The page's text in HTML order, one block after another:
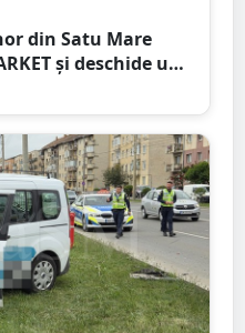
din Satu Mare
și deschide un